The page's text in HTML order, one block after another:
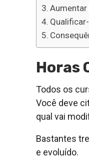
Aumentar
Horas
Todos os
Você deve
qual vai
Bastantes
e evoluído.